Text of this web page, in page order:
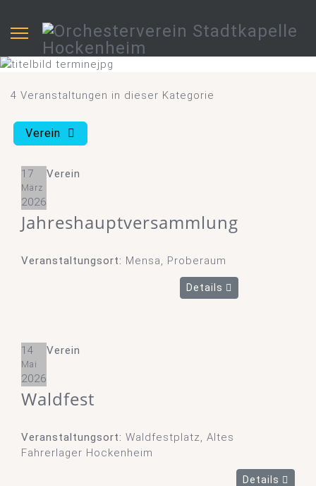
4 Veranstaltungen in dieser Kategorie
Verein
17
März
2026
Verein
Jahreshauptversammlung
Veranstaltungsort: Mensa, Proberaum
Details
14
Mai
2026
Verein
Waldfest
Veranstaltungsort: Waldfestplatz, Altes
Fahrerlager Hockenheim
Details